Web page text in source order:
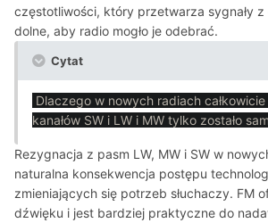
częstotliwości, który przetwarza sygnały z
dolne, aby radio mogło je odebrać.
Cytat
Dlaczego w nowych radiach
kanałów SW i LW i MW tylko zostało
Rezygnacja z pasm LW, MW i SW w
naturalna konsekwencja postępu
zmieniających się potrzeb słuchaczy. FM
dźwięku i jest bardziej praktyczne do